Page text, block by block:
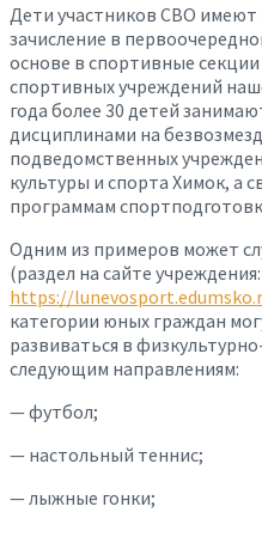
Дети участников СВО
зачисление в
основе в спортивные
спортивных учреждений
года более 30 детей
дисциплинами на
подведомственных
культуры и спорта Химок, а
программам
Одним из примеров может
(раздел на сайте учреждения:
https://
категории юных граждан
развиваться в
следующим направлениям:
— футбол;
— настольный теннис;
— лыжные гонки;